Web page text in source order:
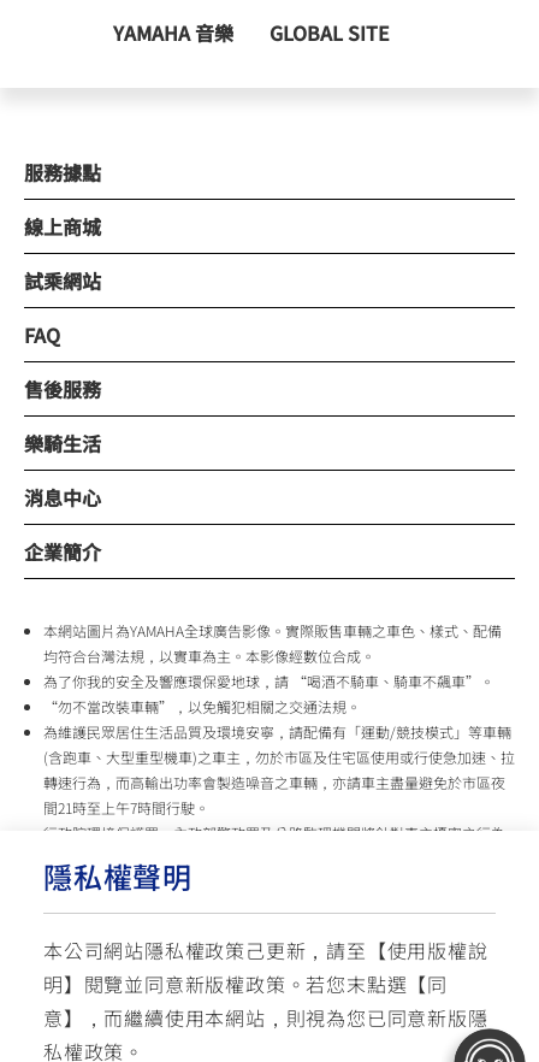
隱私權聲明
本公司網站隱私權政策己更新，請至【使用版權說
明】閱覽並同意新版權政策。 若您末點選【同
意】，而繼續使用本網站，則視為您已同意新版隱
私權政策。
YAMAHA 音樂 GLOBAL SITE
服務據點
線上商城
試乘網站
FAQ
售後服務
樂騎生活
消息中心
企業簡介
本網站圖片為YAMAHA全球廣告影像。實際販售車輛之車色、樣式、配備
均符合台灣法規，以實車為主。本影像經數位合成。
為了你我的安全及響應環保愛地球，請 “喝酒不騎車、騎車不飆車”。
“勿不當改裝車輛”，以免觸犯相關之交通法規。
為維護民眾居住生活品質及環境安寧，請配備有「運動/競技模式」等車輛
(含跑車、大型重型機車)之車主，勿於市區及住宅區使用或行使急加速、拉
轉速行為，而高輸出功率會製造噪音之車輛，亦請車主盡量避免於市區夜
間21時至上午7時間行駛。
行政院環境保護署、內政部警政署及公路監理機關將針對車主擾寧之行為
台灣山葉機車 關心您
使用版權說明 隱私權政策 交通安全入口網
☏ 免付費客服專線: 0800-631-680 ✉ 聯繫客服
每週一 ~ 五 08:00~12:10 / 13:00~16:40(國定假日與公司假日除外)
© YAMAHA MOTOR TAIWAN CO., LTD. All Rights Reserved.